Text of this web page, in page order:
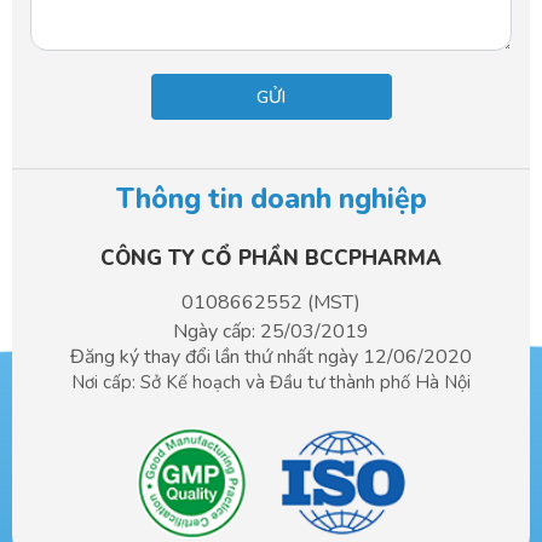
Thông tin doanh nghiệp
CÔNG TY CỔ PHẦN BCCPHARMA​
0108662552 (MST)
Ngày cấp: 25/03/2019
Đăng ký thay đổi lần thứ nhất ngày 12/06/2020
Nơi cấp: Sở Kế hoạch và Đầu tưthành phố Hà Nội